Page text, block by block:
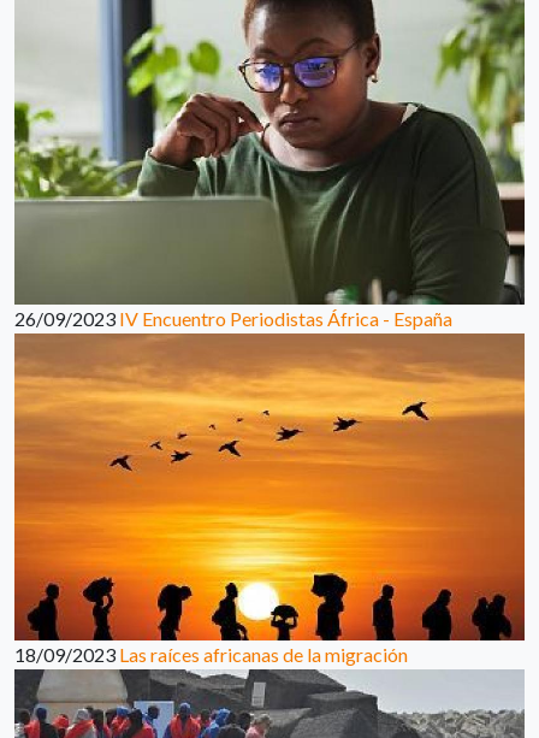
26/09/2023 IV Encuentro Periodistas África - España
18/09/2023 Las raíces africanas de la migración